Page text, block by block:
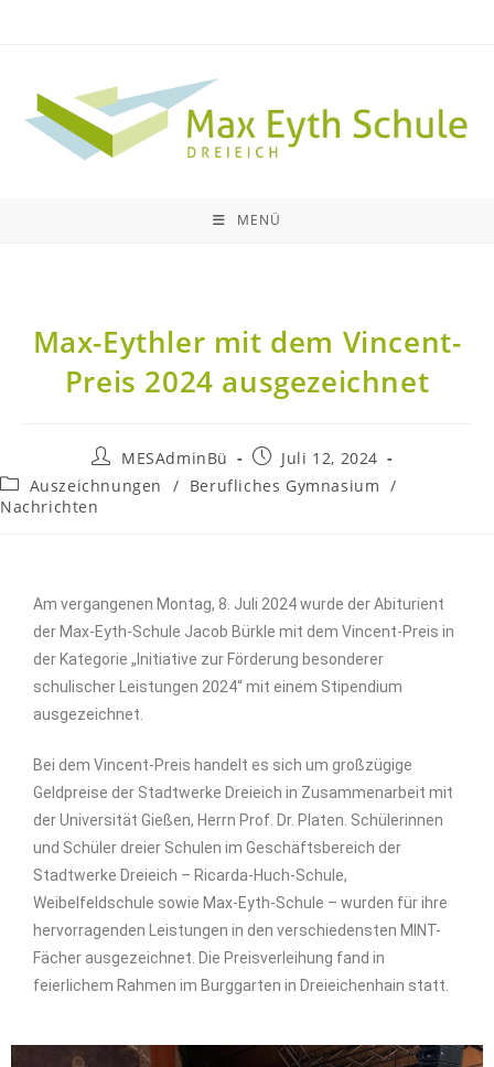
MENÜ
Max-Eythler mit dem Vincent-
Preis 2024 ausgezeichnet
MESAdminBü
Juli 12, 2024
Auszeichnungen
/ Berufliches Gymnasium /
Nachrichten
Am vergangenen Montag, 8. Juli 2024 wurde der Abiturient
der Max-Eyth-Schule Jacob Bürkle mit dem Vincent-Preis in
der Kategorie „Initiative zur Förderung besonderer
schulischer Leistungen 2024“ mit einem Stipendium
ausgezeichnet.
Bei dem Vincent-Preis handelt es sich um großzügige
Geldpreise der Stadtwerke Dreieich in Zusammenarbeit mit
der Universität Gießen, Herrn Prof. Dr. Platen. Schülerinnen
und Schüler dreier Schulen im Geschäftsbereich der
Stadtwerke Dreieich – Ricarda-Huch-Schule,
Weibelfeldschule sowie Max-Eyth-Schule – wurden für ihre
hervorragenden Leistungen in den verschiedensten MINT-
Fächer ausgezeichnet. Die Preisverleihung fand in
feierlichem Rahmen im Burggarten in Dreieichenhain statt.